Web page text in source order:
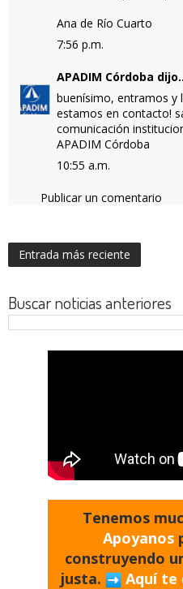
Ana de Río Cuarto
7:56 p.m.
APADIM Córdoba
buenísimo, entramos y
estamos en contacto!
comunicación
APADIM Córdoba
10:55 a.m.
Publicar un comentario
Entrada más reciente
Buscar noticias anteriores
Tenemos
Apoyanos
construyendo
justa.
Aquí te